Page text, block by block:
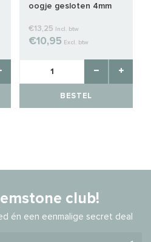
oogje gesloten 4mm
€13,25 Incl. btw
€10,95 Excl. btw
BESTEL
club!
én een eenmalige secret deal